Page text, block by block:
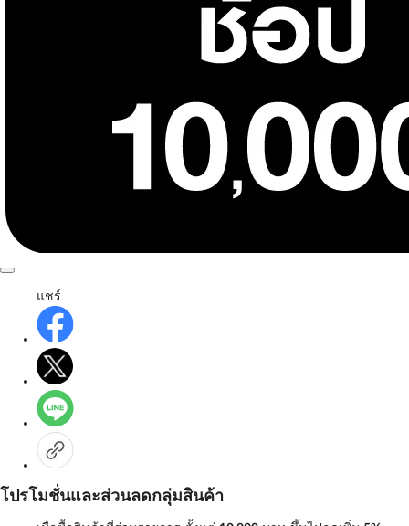
แชร์
โปรโมชั่นและส่วนลดกลุ่มสินค้า